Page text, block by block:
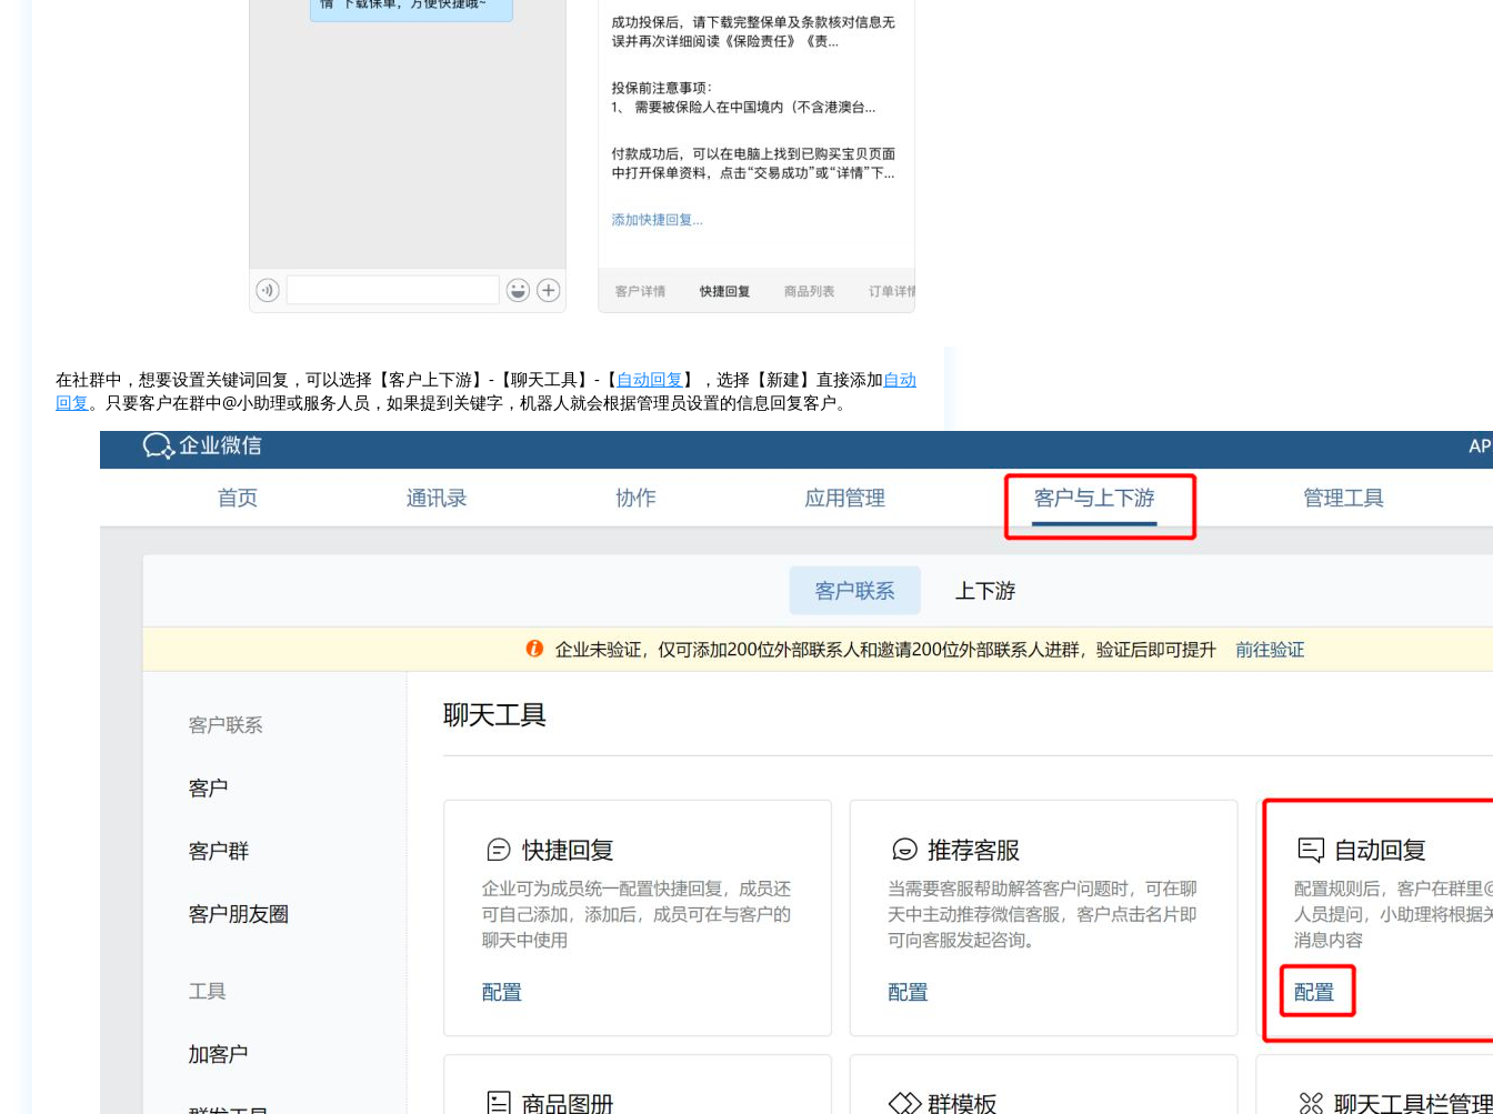
在社群中，想要设置关键词回复，可以选择【客户上下游】-【聊天工具】-【 自动回复 】，选择【新建】直接添加自动
回复 。只要客户在群中@小助理或服务人员，如果提到关键字，机器人就会根据管理员设置的信息回复客户。